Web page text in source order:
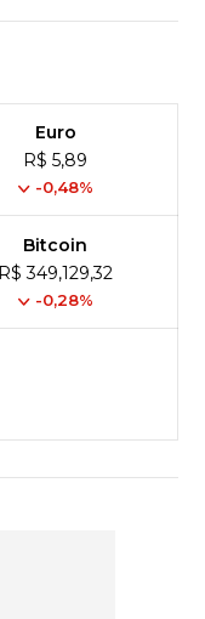
Euro
R$ 5,89
-0,48%
Bitcoin
R$ 349,129,32
-0,28%